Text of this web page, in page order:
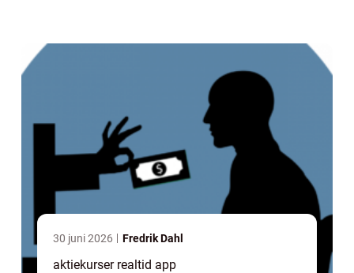
30 juni 2026 Fredrik Dahl
aktiekurser realtid app